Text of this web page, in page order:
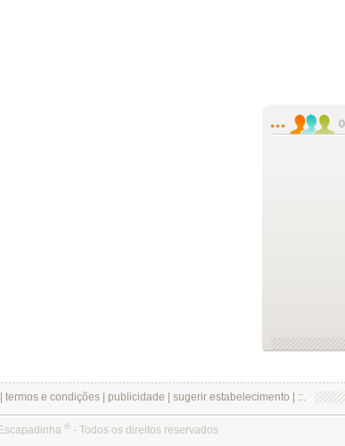
termos e condições| publicidade sugerir estabelecimento | ::.
®- Todos os direitos reservados